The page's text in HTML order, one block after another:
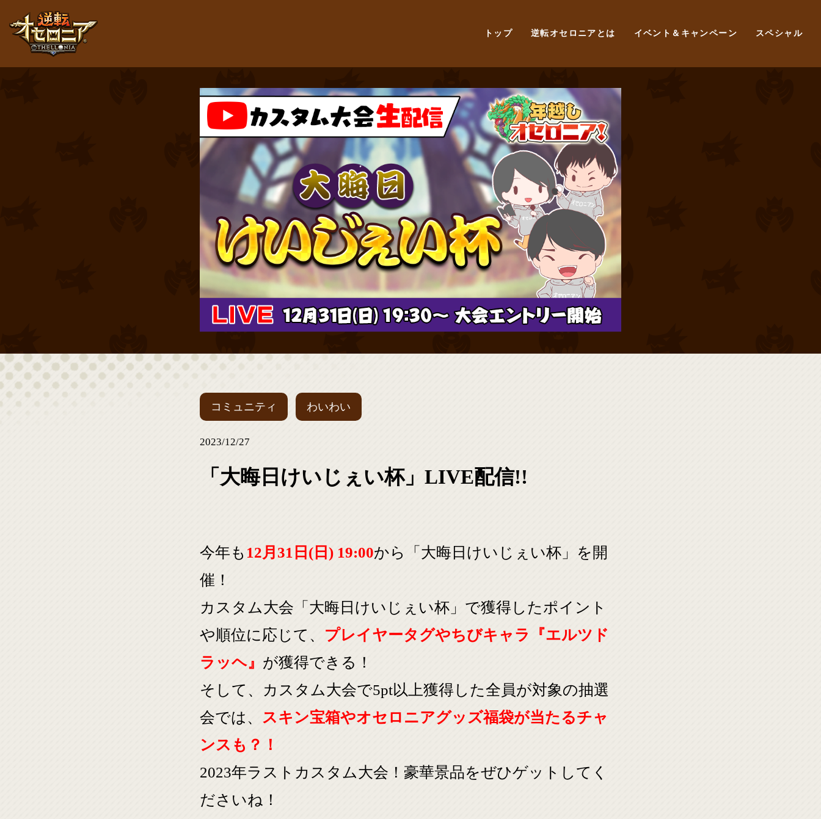
トップ 逆転オセロニアとは イベント＆キャンペーン スペシャル
コミュニティ わいわい
2023/12/27
「大晦日けいじぇい杯」LIVE配信!!
今年も 12月31日(日) 19:00から「大晦日けいじぇい杯」を開
催！
カスタム大会「大晦日けいじぇい杯」で獲得したポイント
や順位に応じて、 プレイヤータグやちびキャラ『エルツド
ラッヘ』 が獲得できる！
そして、カスタム大会で5pt以上獲得した全員が対象の抽選
会では、 スキン宝箱やオセロニアグッズ福袋が当たるチャ
ンスも？！
2023年ラストカスタム大会！豪華景品をぜひゲットしてく
ださいね！